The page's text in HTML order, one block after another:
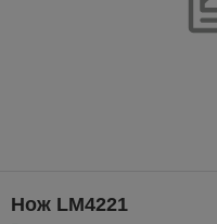
Нож LM4221